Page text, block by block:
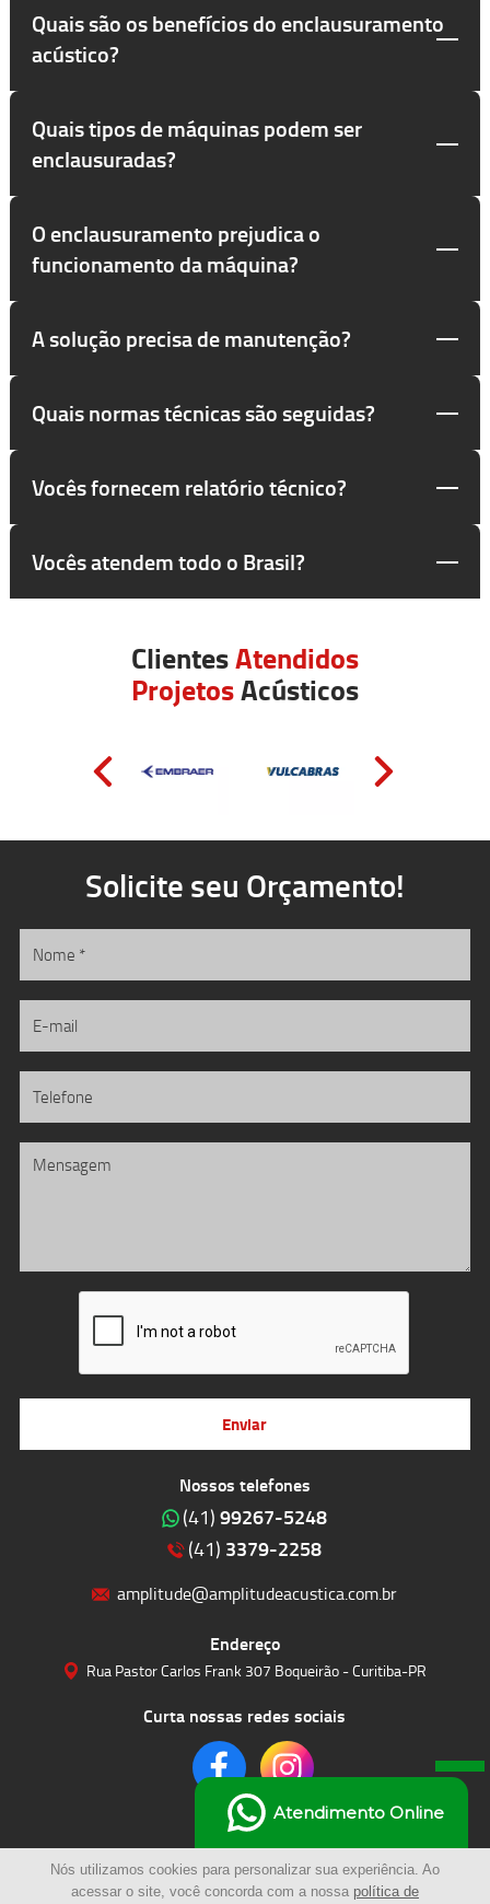
Quais são os benefícios do enclausuramento
acústico?
Quais tipos de máquinas podem ser
enclausuradas?
O enclausuramento prejudica o
funcionamento da máquina?
A solução precisa de manutenção?
Quais normas técnicas são seguidas?
Vocês fornecem relatório técnico?
Vocês atendem todo o Brasil?
ClientesAtendidos
ProjetosAcústicos
Nossos telefones
(41) 99267-5248
(41) 3379-2258
amplitude@amplitudeacustica.com.br
Endereço
Rua Pastor Carlos Frank 307 Boqueirão - Curitiba-PR
Curta nossas redes sociais
Solicite seu Orçamento!
Enviar
Atendimento Online
Nós utilizamos cookies para personalizar sua experiência. Ao
acessar o site, você concorda com a nossa política de